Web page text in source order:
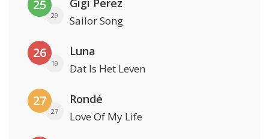
25
29
Gigi Perez
Sailor Song
26
19
Luna
Dat Is Het Leven
27
27
Rondé
Love Of My Life